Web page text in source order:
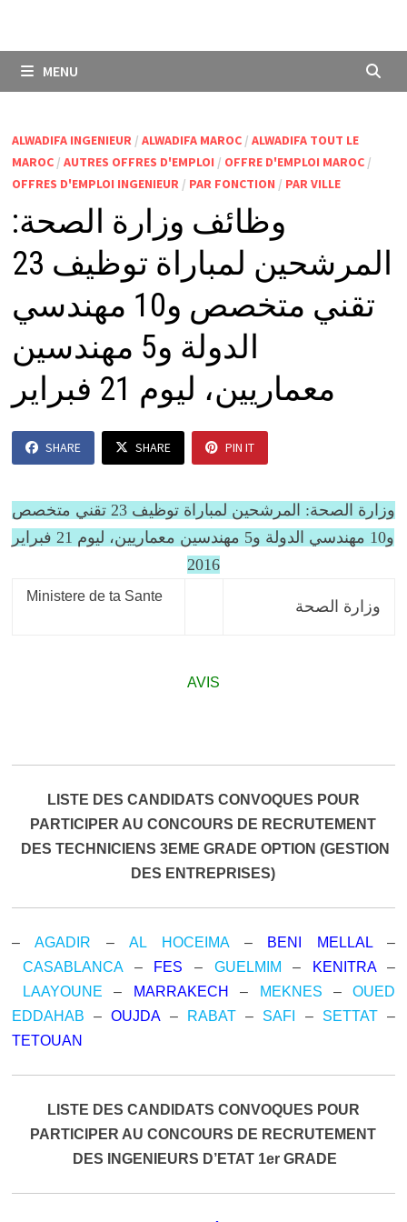
MENU
ALWADIFA INGENIEUR/ ALWADIFA MAROC/ ALWADIFA TOUT LE
MAROC/ AUTRES OFFRES D'EMPLOI / OFFRE D'EMPLOI MAROC/
OFFRES D'EMPLOI INGENIEUR/ PAR FONCTION / PAR VILLE
وظائف وزارة الصحة:
المرشحين لمباراة توظيف 23
تقني متخصص و10 مهندسي
الدولة و5 مهندسين
معماريين، ليوم 21 فبراير
SHARE SHARE PIN IT
وزارة الصحة: المرشحين لمباراة توظيف 23 تقني متخصص
و10 مهندسي الدولة و5 مهندسين معماريين، ليوم 21 فبراير
2016
Ministere de ta Sante
وزارة الصحة
AVIS
LISTE DES CANDIDATS CONVOQUES POUR
PARTICIPER AU CONCOURS DE RECRUTEMENT
DES TECHNICIENS 3EME GRADE OPTION (GESTION
DES ENTREPRISES)
–AGADIR –AL HOCEIMA – BENI MELLAL–
CASABLANCA
– FES – GUELMIM – KENITRA–
LAAYOUNE
– MARRAKECH – MEKNES –OUED
EDDAHAB
– OUJDA– RABAT – SAFI – SETTAT
–
TETOUAN
LISTE DES CANDIDATS CONVOQUES POUR
PARTICIPER AU CONCOURS DE RECRUTEMENT
DES INGENIEURS D’ETAT 1er GRADE